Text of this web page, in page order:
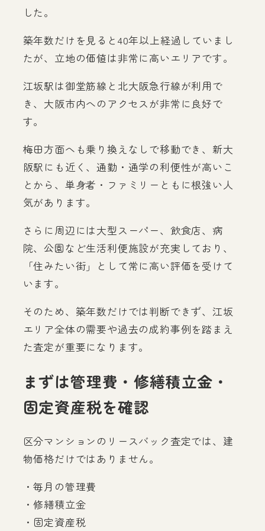
した。
築年数だけを見ると40年以上経過していまし
たが、立地の価値は非常に高いエリアです。
江坂駅は御堂筋線と北大阪急行線が利用で
き、大阪市内へのアクセスが非常に良好で
す。
梅田方面へも乗り換えなしで移動でき、新大
阪駅にも近く、通勤・通学の利便性が高いこ
とから、単身者・ファミリーともに根強い人
気があります。
さらに周辺には大型スーパー、飲食店、病
院、公園など生活利便施設が充実しており、
「住みたい街」として常に高い評価を受けて
います。
そのため、築年数だけでは判断できず、江坂
エリア全体の需要や過去の成約事例を踏まえ
た査定が重要になります。
まずは管理費・修繕積立金・
固定資産税を確認
区分マンションのリースバック査定では、建
物価格だけではありません。
・毎月の管理費
・修繕積立金
・固定資産税